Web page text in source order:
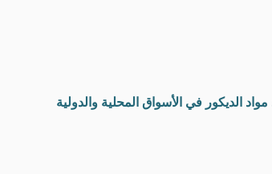
الديكور في الأسواق المحلية والدولية